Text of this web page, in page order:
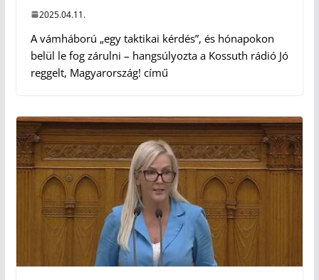
2025.04.11.
A vámháború „egy taktikai kérdés”, és hónapokon
belül le fog zárulni – hangsúlyozta a Kossuth rádió Jó
reggelt, Magyarország! című